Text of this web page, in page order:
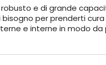
robusto e di grande
per prenderti
e interne in modo